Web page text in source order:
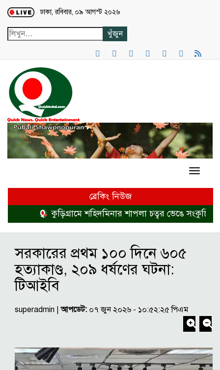
Loading...
ঢাকা, রবিবার, ০৯ আগস্ট ২০২৬
ব্রেকিং নিউজ
কুড়িগ্রামে শহিদমিনার শাপলা চত্বর ভেঙে সংকুচিত
সরকারের প্রথম ১০০ দিনে ৬০৫
হত্যাকাণ্ড, ২০৯ ধর্ষণের ঘটনা:
টিআইবি
superadmin |আপডেট: ০৭ জুন ২০২৬ - ১০:৫২:২৫ পিএম